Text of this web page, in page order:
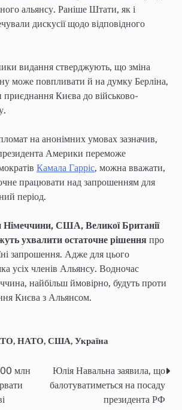
альянсу. Раніше Штати, як і
дискусії щодо відповідного
видання стверджують, що зміна
може повпливати й на думку Берліна,
Києва до військово-
на анонімних умовах зазначив,
Америки переможе
Камала Гарріс, можна вважати,
працювати над запрошенням для
період.
Німеччини, США, Великої Британії
ухвалити остаточне рішення про
запрошення. Адже для цього
усіх членів Альянсу. Водночас
найбільш ймовірно, будуть проти
Києва з Альянсом.
, НАТО, США, Україна
млн
Юлія Навальна заявила, що
балотуватиметься на посаду
президента РФ